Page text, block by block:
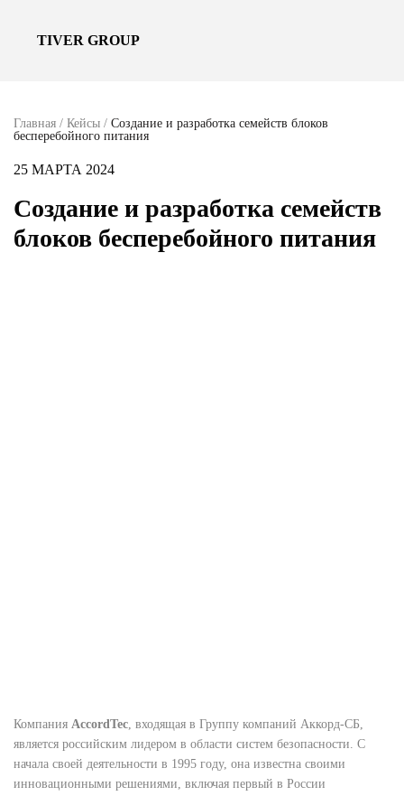
TIVER GROUP
Главная / Кейсы / Создание и разработка семейств блоков
бесперебойного питания
25 МАРТА 2024
Создание и разработка семейств
блоков бесперебойного питания
Компания AccordTec, входящая в Группу компаний Аккорд-СБ,
является российским лидером в области систем безопасности. С
начала своей деятельности в 1995 году, она известна своими
инновационными решениями, включая первый в России